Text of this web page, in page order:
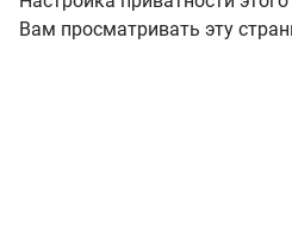
Вам просматривать эту